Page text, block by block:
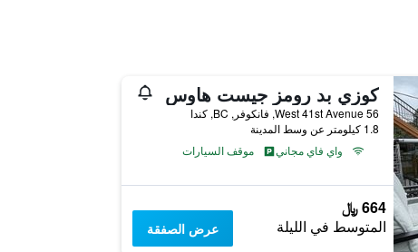
كوزي بد رومز جيست هاوس
56 West 41st Avenue, فانكوفر, BC, كندا
1.8 كيلومتر عن وسط المدينة
واي فاي مجاني
موقف السيارات
664 ﷼
المتوسط في الليلة عرض الصفقة